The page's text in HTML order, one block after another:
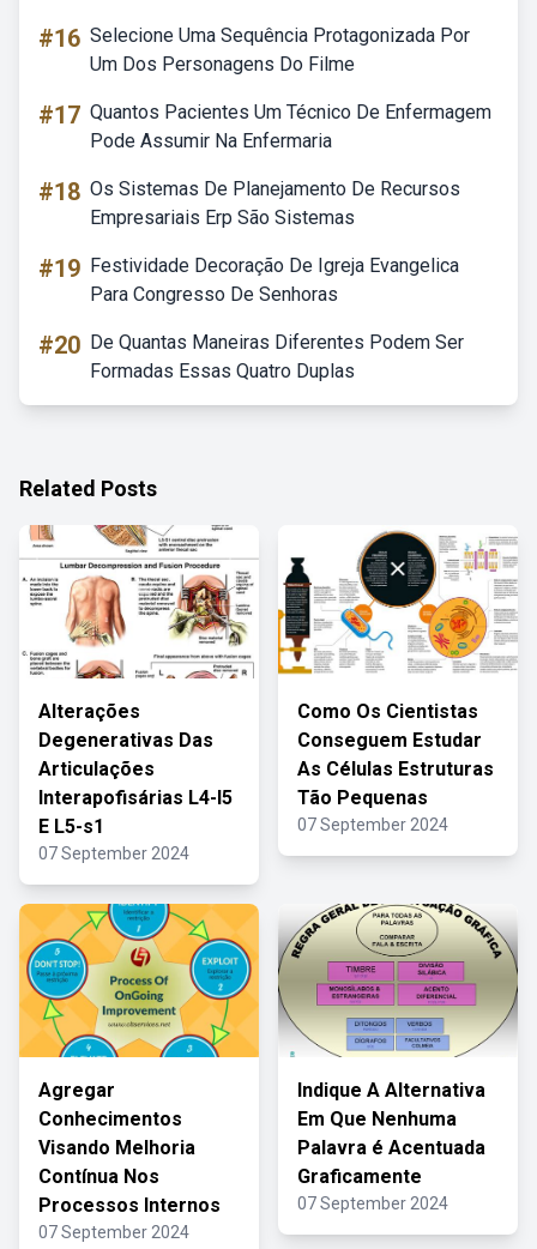
#16 Selecione Uma Sequência Protagonizada Por
Um Dos Personagens Do Filme
#17 Quantos Pacientes Um Técnico De Enfermagem
Pode Assumir Na Enfermaria
#18 Os Sistemas De Planejamento De Recursos
Empresariais Erp São Sistemas
#19 Festividade Decoração De Igreja Evangelica
Para Congresso De Senhoras
#20 De Quantas Maneiras Diferentes Podem Ser
Formadas Essas Quatro Duplas
Related Posts
Alterações
Degenerativas Das
Articulações
Interapofisárias L4-l5
E L5-s1
07 September 2024
Como Os Cientistas
Conseguem Estudar
As Células Estruturas
Tão Pequenas
07 September 2024
Agregar
Conhecimentos
Visando Melhoria
Contínua Nos
Processos Internos
07 September 2024
Indique A Alternativa
Em Que Nenhuma
Palavra é Acentuada
Graficamente
07 September 2024